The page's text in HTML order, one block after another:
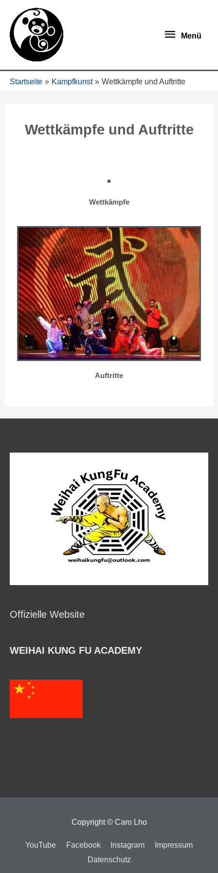
Menü
Startseite Kampfkunst Wettkämpfe und Auftritte
Wettkämpfe und Auftritte
Wettkämpfe
Auftritte
Offizielle Website
WEIHAI KUNG FU ACADEMY
Copyright © Caro Lho
YouTube Facebook Instagram
Impressum
Datenschutz